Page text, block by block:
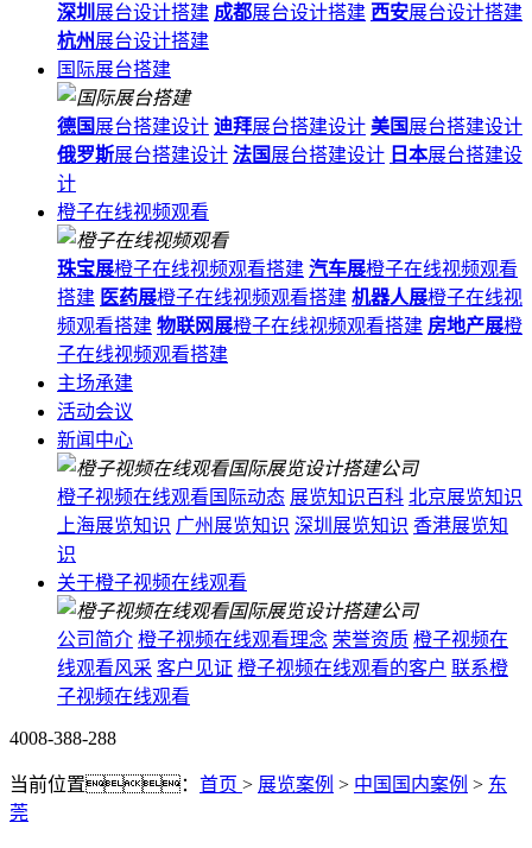
深圳 展台设计搭建 成都展台设计搭建 西安展台设计搭建
杭州展台设计搭建
国际展台搭建
德国 展台搭建设计 迪拜展台搭建设计 美国 展台搭建设计
俄罗斯展台搭建设计 法国 展台搭建设计 日本展台搭建设
计
橙子在线视频观看
珠宝展橙子在线视频观看搭建 汽车展橙子在线视频观看
搭建 医药展橙子在线视频观看搭建 机器人展橙子在线视
频观看搭建 物联网展橙子在线视频观看搭建 房地产展橙
子在线视频观看搭建
主场承建
活动会议
新闻中心
橙子视频在线观看国际动态 展览知识百科 北京展览知识
上海展览知识 广州展览知识 深圳展览知识 香港展览知
识
关于橙子视频在线观看
公司简介 橙子视频在线观看理念 荣誉资质 橙子视频在
线观看风采 客户见证 橙子视频在线观看的客户 联系橙
子视频在线观看
4008-388-288
当前位置： 首页 > 展览案例 > 中国国内案例 > 东
莞